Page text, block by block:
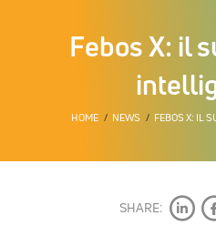
Febos X: il
HOME NEWS FEBOS X: IL
SHARE: